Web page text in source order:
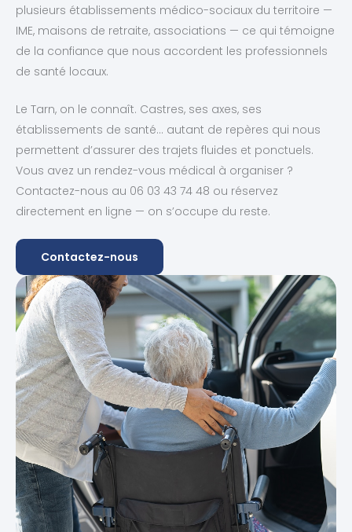
plusieurs établissements médico-sociaux du territoire —
IME, maisons de retraite, associations — ce qui témoigne
de la confiance que nous accordent les professionnels
de santé locaux.
Le Tarn, on le connaît. Castres, ses axes, ses
établissements de santé… autant de repères qui nous
permettent d’assurer des trajets fluides et ponctuels.
Vous avez un rendez-vous médical à organiser ?
Contactez-nous au 06 03 43 74 48 ou réservez
directement en ligne — on s’occupe du reste.
Contactez-nous